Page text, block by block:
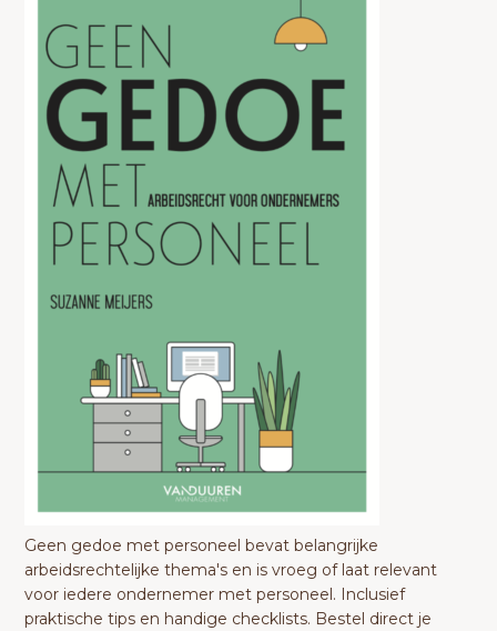
Geen gedoe met personeel bevat belangrijke
arbeidsrechtelijke thema's en is vroeg of laat relevant
voor iedere ondernemer met personeel. Inclusief
praktische tips en handige checklists. Bestel direct je